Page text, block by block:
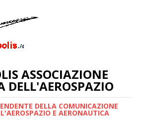
ASSOCIAZIONE
DELL'AEROSPAZIO
DELLA COMUNICAZIONE
E AERONAUTICA